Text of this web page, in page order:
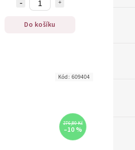
Do košíku
276,80 Kč
–10 %
Kód: 609404